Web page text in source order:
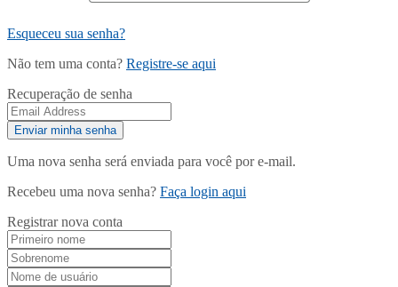
Esqueceu sua senha?
Não tem uma conta? Registre-se aqui
Recuperação de senha
Uma nova senha será enviada para você por e-mail.
Recebeu uma nova senha? Faça login aqui
Registrar nova conta